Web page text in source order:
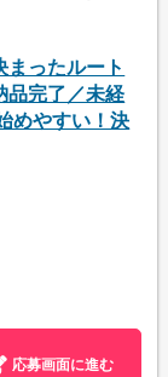
まったルート
品完了／未経
めやすい！決
応募画面に進む